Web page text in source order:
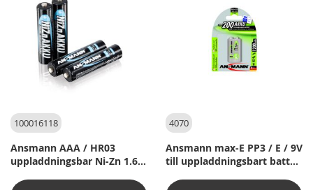
100016118
Ansmann AAA / HR03
uppladdningsbar Ni-Zn 1.6V
4070
Ansmann max-E PP3 / E / 9V
till uppladdningsbart batteri